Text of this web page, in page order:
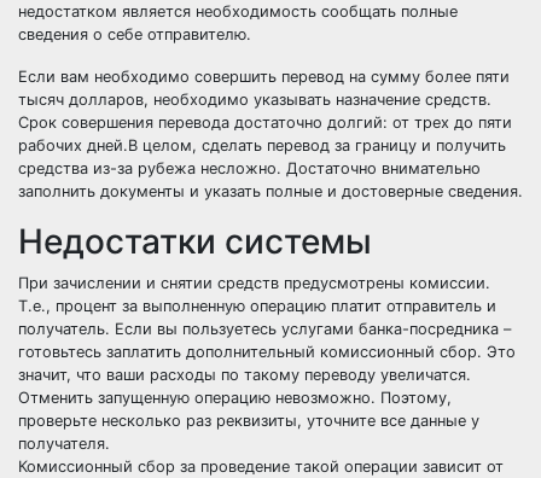
недостатком является необходимость сообщать полные
сведения о себе отправителю.
Если вам необходимо совершить перевод на сумму более пяти
тысяч долларов, необходимо указывать назначение средств.
Срок совершения перевода достаточно долгий: от трех до пяти
рабочих дней.В целом, сделать перевод за границу и получить
средства из-за рубежа несложно. Достаточно внимательно
заполнить документы и указать полные и достоверные сведения.
Недостатки системы
При зачислении и снятии средств предусмотрены комиссии.
Т.е., процент за выполненную операцию платит отправитель и
получатель. Если вы пользуетесь услугами банка-посредника –
готовьтесь заплатить дополнительный комиссионный сбор. Это
значит, что ваши расходы по такому переводу увеличатся.
Отменить запущенную операцию невозможно. Поэтому,
проверьте несколько раз реквизиты, уточните все данные у
получателя.
Комиссионный сбор за проведение такой операции зависит от